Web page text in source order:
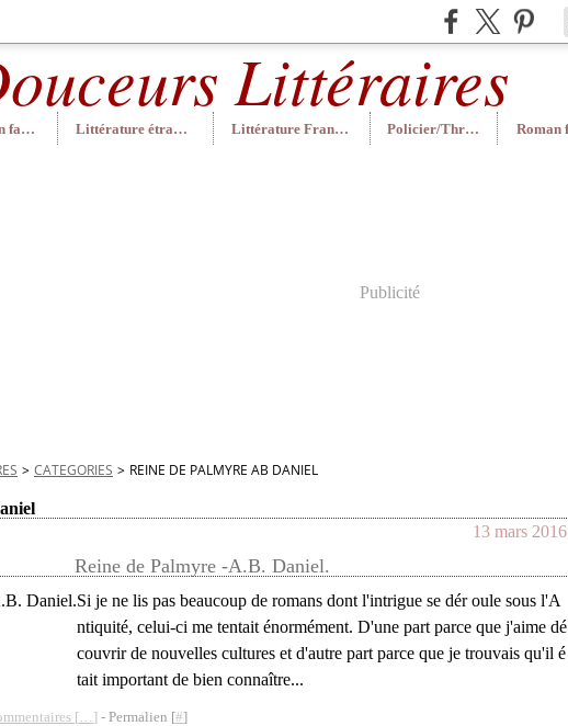
Bit-Lit & Urban fantasy Littérature étrangère Littérature Française Policier/Thriller
Publicité
> CATEGORIES > REINE DE PALMYRE AB DANIEL
13 mars 2016
Reine de Palmyre -A.B. Daniel.
Si je ne lis pas beaucoup de romans dont l'intrigue se dér oule sous l'A
ntiquité, celui-ci me tentait énormément. D'une part parce que j'aime dé
couvrir de nouvelles cultures et d'autre part parce que je trouvais qu'il é
tait important de bien connaître...
[…] - Permalien [#]